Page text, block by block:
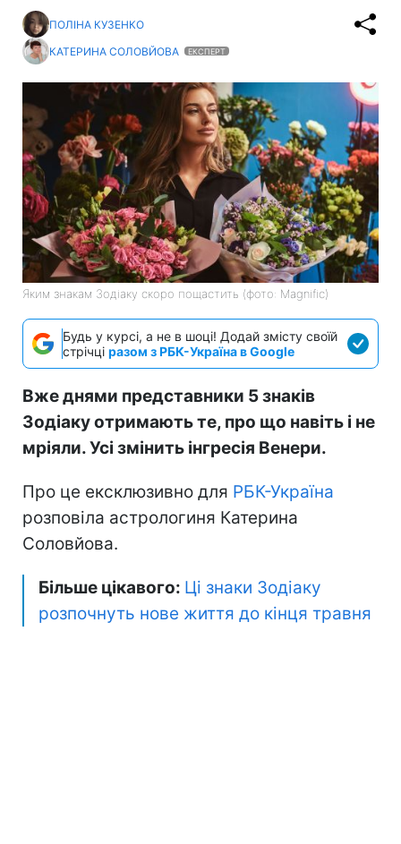
ПОЛІНА КУЗЕНКО
КАТЕРИНА СОЛОВЙОВА
ЕКСПЕРТ
Яким знакам Зодіаку скоро пощастить (фото: Magnific)
Будь у курсі, а не в шоці! Додай змісту своїй
стрічці разом з РБК-Україна в Google
Вже днями представники 5 знаків
Зодіаку отримають те, про що навіть і не
мріяли. Усі змінить інгресія Венери.
Про це ексклюзивно для РБК-Україна
розповіла астрологиня Катерина
Соловйова.
Більше цікавого: Ці знаки Зодіаку
розпочнуть нове життя до кінця травня